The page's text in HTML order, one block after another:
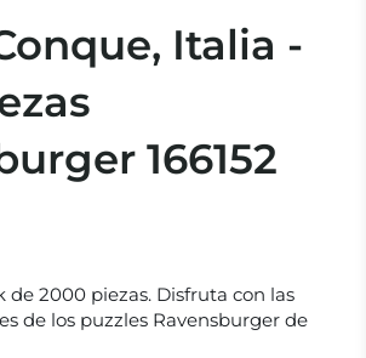
Italia -
166152
de 2000 piezas. Disfruta con las
de los puzzles Ravensburger de